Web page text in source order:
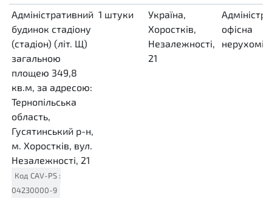
Адміністративний
будинок стадіону
(стадіон) (літ. Щ)
загальною
площею 349,8
кв.м, за адресою:
Тернопільська
область,
Гусятинський р-н,
м. Хоростків, вул.
Незалежності, 21
Код CAV-PS :
04230000-9
1 штуки
Україна,
Хоростків,
Незалежності,
21
офісна